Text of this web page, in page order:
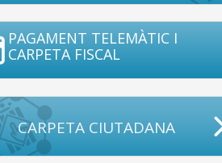
PAGAMENT TELEMÀTIC I
CARPETA FISCAL
CARPETA CIUTADANA